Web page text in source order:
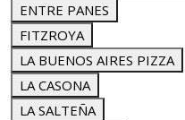
ENTRE PANES
FITZROYA
LA BUENOS AIRES PIZZA
LA CASONA
LA SALTEÑA